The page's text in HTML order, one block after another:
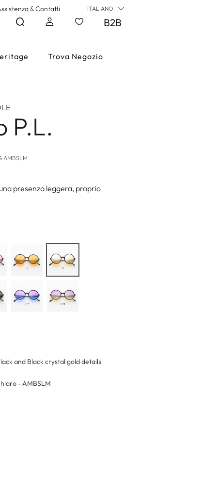
& Contatti ITALIANO
B2B
Trova Negozio
P.L.
AMBSLM
presenza leggera, proprio
and Black crystal gold details
- AMBSLM